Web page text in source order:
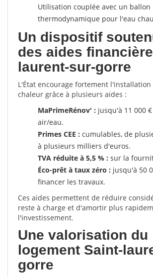
Utilisation couplée avec un ballon
thermodynamique pour l'eau
Un dispositif
des aides
laurent-sur-gorre
L'État encourage fortement l'installation
chaleur grâce à plusieurs aides :
MaPrimeRénov' : jusqu'à 11 000
air/eau.
Primes CEE : cumulables, de
à plusieurs milliers d'euros.
TVA réduite à 5,5 % : sur la
Éco-prêt à taux zéro : jusqu'à 50
financer les travaux.
Ces aides permettent de réduire
reste à charge et d'amortir plus
l'investissement.
Une valorisation du
logement Saint-
gorre